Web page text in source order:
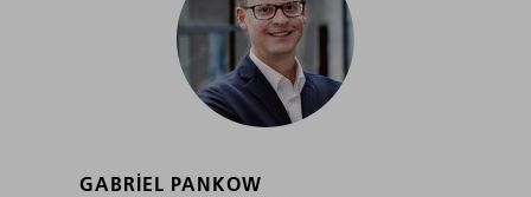
GABRIEL PANKOW